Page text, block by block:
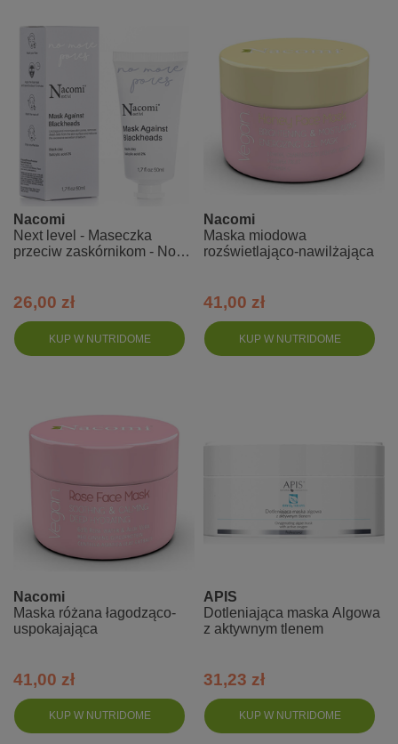
KUP W NUTRIDOME
Nacomi
Next level - Maseczka
przeciw zaskórnikom - No
26,00 zł
KUP W NUTRIDOME
Nacomi
Maska miodowa
rozświetlająco-nawilżająca
41,00 zł
KUP W NUTRIDOME
Nacomi
Maska różana łagodząco-
uspokajająca
41,00 zł
KUP W NUTRIDOME
APIS
Dotleniająca maska Algowa
z aktywnym tlenem
31,23 zł